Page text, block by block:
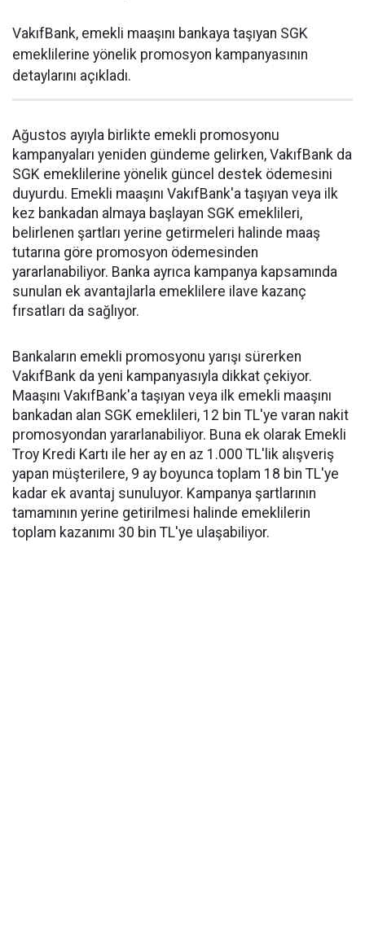
VakıfBank, emekli maaşını bankaya taşıyan SGK
emeklilerine yönelik promosyon kampanyasının
detaylarını açıkladı.
Ağustos ayıyla birlikte emekli promosyonu
kampanyaları yeniden gündeme gelirken, VakıfBank da
SGK emeklilerine yönelik güncel destek ödemesini
duyurdu. Emekli maaşını VakıfBank'a taşıyan veya ilk
kez bankadan almaya başlayan SGK emeklileri,
belirlenen şartları yerine getirmeleri halinde maaş
tutarına göre promosyon ödemesinden
yararlanabiliyor. Banka ayrıca kampanya kapsamında
sunulan ek avantajlarla emeklilere ilave kazanç
fırsatları da sağlıyor.
Bankaların emekli promosyonu yarışı sürerken
VakıfBank da yeni kampanyasıyla dikkat çekiyor.
Maaşını VakıfBank'a taşıyan veya ilk emekli maaşını
bankadan alan SGK emeklileri, 12 bin TL'ye varan nakit
promosyondan yararlanabiliyor. Buna ek olarak Emekli
Troy Kredi Kartı ile her ay en az 1.000 TL'lik alışveriş
yapan müşterilere, 9 ay boyunca toplam 18 bin TL'ye
kadar ek avantaj sunuluyor. Kampanya şartlarının
tamamının yerine getirilmesi halinde emeklilerin
toplam kazanımı 30 bin TL'ye ulaşabiliyor.